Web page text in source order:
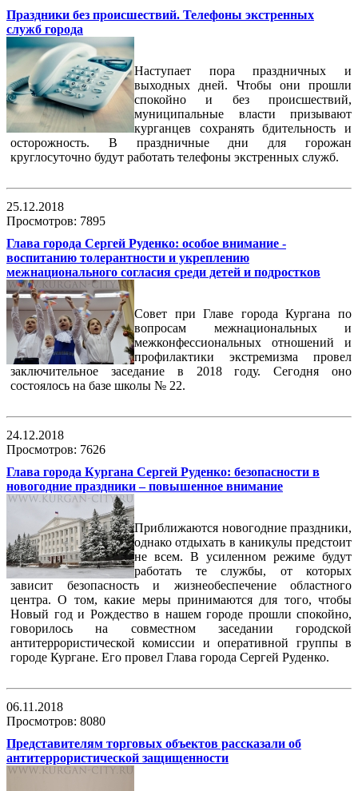
Праздники без происшествий. Телефоны экстренных
служб города
Наступает пора праздничных и
выходных дней. Чтобы они прошли
спокойно и без происшествий,
муниципальные власти призывают
курганцев сохранять бдительность и
осторожность. В праздничные дни для горожан
круглосуточно будут работать телефоны экстренных служб.
25.12.2018
Просмотров: 7895
Глава города Сергей Руденко: особое внимание -
воспитанию толерантности и укреплению
межнационального согласия среди детей и подростков
Совет при Главе города Кургана по
вопросам межнациональных и
межконфессиональных отношений и
профилактики экстремизма провел
заключительное заседание в 2018 году. Сегодня оно
состоялось на базе школы № 22.
24.12.2018
Просмотров: 7626
Глава города Кургана Сергей Руденко: безопасности в
новогодние праздники – повышенное внимание
Приближаются новогодние праздники,
однако отдыхать в каникулы предстоит
не всем. В усиленном режиме будут
работать те службы, от которых
зависит безопасность и жизнеобеспечение областного
центра. О том, какие меры принимаются для того, чтобы
Новый год и Рождество в нашем городе прошли спокойно,
говорилось на совместном заседании городской
антитеррористической комиссии и оперативной группы в
городе Кургане. Его провел Глава города Сергей Руденко.
06.11.2018
Просмотров: 8080
Представителям торговых объектов рассказали об
антитеррористической защищенности